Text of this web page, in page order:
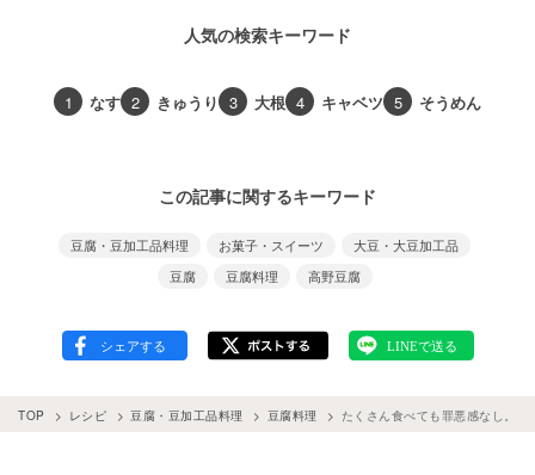
人気の検索キーワード
1 なす 2 きゅうり 3 大根 4 キャベツ 5 そうめん
この記事に関するキーワード
豆腐・豆加工品料理 お菓子・スイーツ
大豆・大豆加工品
豆腐
豆腐料理 高野豆腐
TOP レシピ 豆腐・豆加工品料理 豆腐料理 たくさん食べても罪悪感なし。高